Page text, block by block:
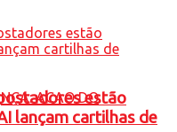
estão
lançam cartilhas de